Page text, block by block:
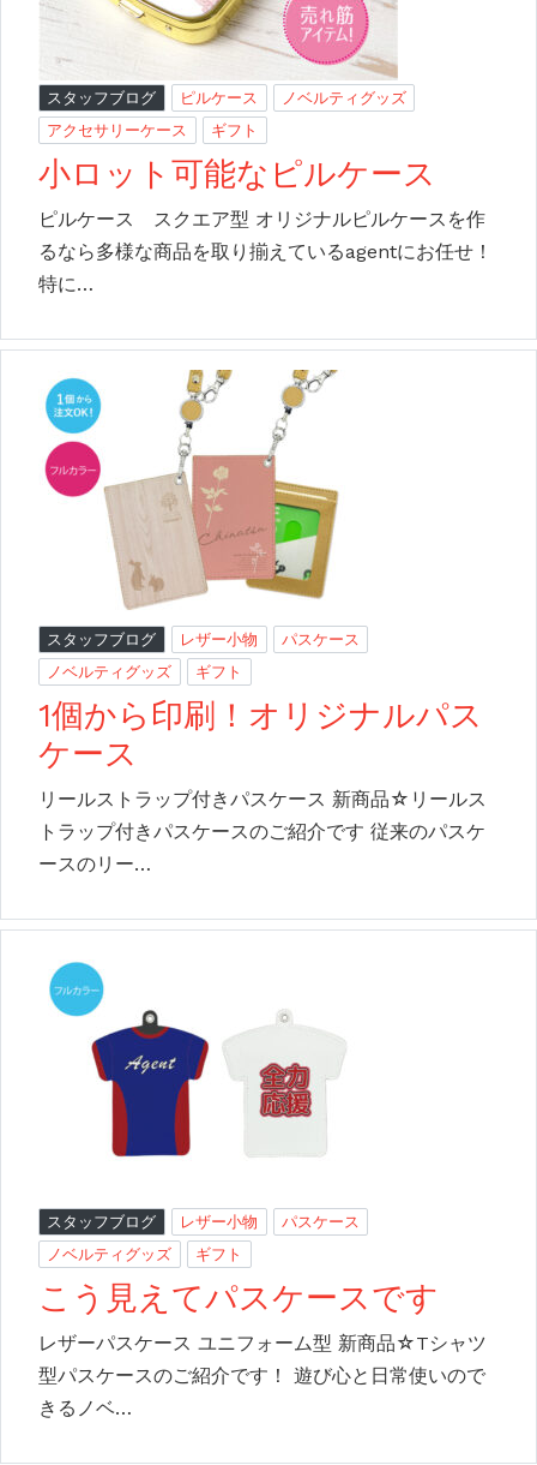
スタッフブログ ピルケース
ノベルティグッズ
アクセサリーケース
ギフト
小ロット可能なピルケース
ピルケース スクエア型 オリジナルピルケースを作
るなら多様な商品を取り揃えているagentにお任せ！
特に…
スタッフブログ レザー小物
パスケース
ノベルティグッズ
ギフト
1個から印刷！オリジナルパス
ケース
リールストラップ付きパスケース 新商品☆リールス
トラップ付きパスケースのご紹介です 従来のパスケ
ースのリー…
スタッフブログ レザー小物
パスケース
ノベルティグッズ
ギフト
こう見えてパスケースです
レザーパスケース ユニフォーム型 新商品☆Tシャツ
型パスケースのご紹介です！ 遊び心と日常使いので
きるノベ…